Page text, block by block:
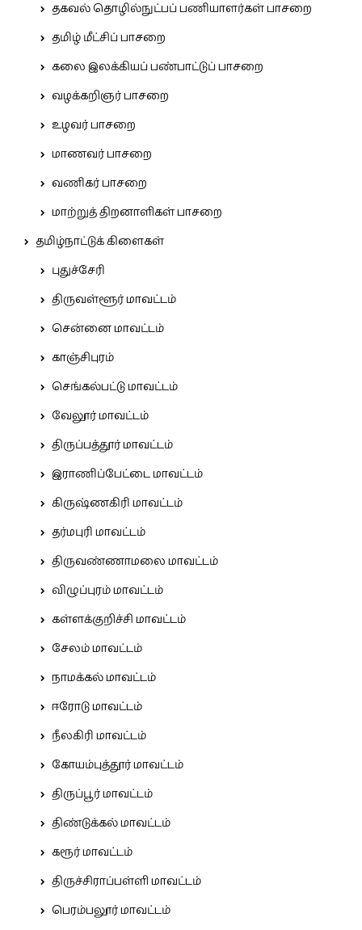
தகவல் தொழில்நுட்பப் பணியாளர்கள் பாசறை
தமிழ் மீட்சிப் பாசறை
கலை இலக்கியப் பண்பாட்டுப் பாசறை
வழக்கறிஞர் பாசறை
உழவர் பாசறை
மாணவர் பாசறை
வணிகர் பாசறை
மாற்றுத் திறனாளிகள் பாசறை
தமிழ்நாட்டுக் கிளைகள்
புதுச்சேரி
திருவள்ளூர் மாவட்டம்
சென்னை மாவட்டம்
காஞ்சிபுரம்
செங்கல்பட்டு மாவட்டம்
வேலூர் மாவட்டம்
திருப்பத்தூர் மாவட்டம்
இராணிப்பேட்டை மாவட்டம்
கிருஷ்ணகிரி மாவட்டம்
தர்மபுரி மாவட்டம்
திருவண்ணாமலை மாவட்டம்
விழுப்புரம் மாவட்டம்
கள்ளக்குறிச்சி மாவட்டம்
சேலம் மாவட்டம்
நாமக்கல் மாவட்டம்
ஈரோடு மாவட்டம்
நீலகிரி மாவட்டம்
கோயம்புத்தூர் மாவட்டம்
திருப்பூர் மாவட்டம்
திண்டுக்கல் மாவட்டம்
கரூர் மாவட்டம்
திருச்சிராப்பள்ளி மாவட்டம்
பெரம்பலூர் மாவட்டம்